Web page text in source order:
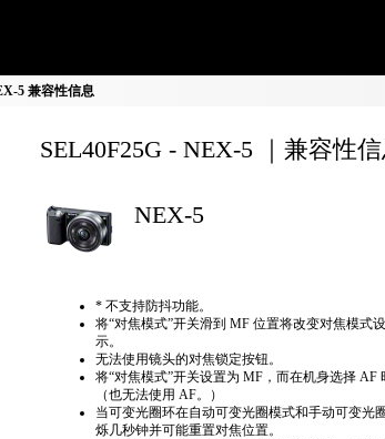
5 兼容性信息
SEL40F25G - NEX-5 ｜兼容性
NEX-5
* 不支持防抖功能。
将“对焦模式”开关滑到 MF 位置将改变对焦模式
示。
无法使用镜头的对焦锁定按钮。
将“对焦模式”开关设置为 MF，而在机身选择 AF
（也无法使用 AF。）
当可变光圈环在自动可变光圈模式和手动可变光
烁几秒钟并可能重置对焦位置。